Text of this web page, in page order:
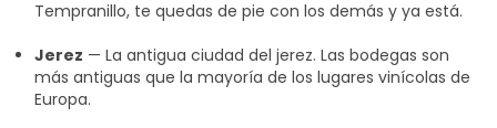
Tempranillo, te quedas de pie con los demás y ya está.
Jerez — La antigua ciudad del jerez. Las bodegas son
más antiguas que la mayoría de los lugares vinícolas de
Europa.